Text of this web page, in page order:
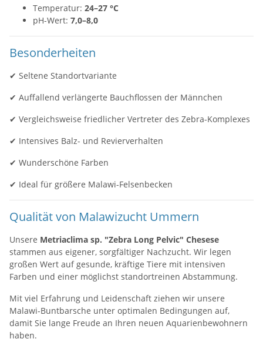
Temperatur: 24–27 °C
pH-Wert: 7,0–8,0
Besonderheiten
✔ Seltene Standortvariante
✔ Auffallend verlängerte Bauchflossen der Männchen
✔ Vergleichsweise friedlicher Vertreter des Zebra-Komplexes
✔ Intensives Balz- und Revierverhalten
✔ Wunderschöne Farben
✔ Ideal für größere Malawi-Felsenbecken
Qualität von Malawizucht Ummern
Unsere Metriaclima sp. "Zebra Long Pelvic" Chesese
stammen aus eigener, sorgfältiger Nachzucht. Wir legen
großen Wert auf gesunde, kräftige Tiere mit intensiven
Farben und einer möglichst standortreinen Abstammung.
Mit viel Erfahrung und Leidenschaft ziehen wir unsere
Malawi-Buntbarsche unter optimalen Bedingungen auf,
damit Sie lange Freude an Ihren neuen Aquarienbewohnern
haben.